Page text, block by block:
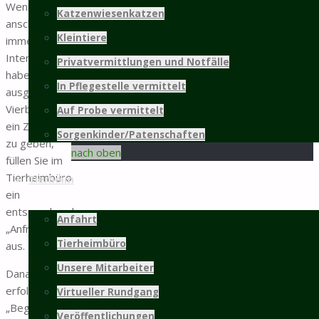
Katzenwiesenkatzen
Kleintiere
Privatvermittlungen und Notfälle
In Pflegestelle vermittelt
Auf Probe vermittelt
Sorgenkinder/Patenschaften
Tierheim
Anfahrt
Tierheimbüro
Unsere Mitarbeiter
Virtueller Rundgang
Veröffentlichungen
Wenn Sie
anschließend
immer noch
Interesse
haben, dem
ausgewählten
Vierbeiner
ein Zuhause
zu geben,
füllen Sie im
Tierheimbüro
ein
entsprechendes
„Anfrageformular“
aus.
Danach
erfolgt ein
„Begleitetes
weitere Infos...
Mitgliedschaft
©2025 Tierschutz Hildesheim und Umgebung
e.V.
PRÄSENTIERT VONSEPTERA
Zurück
nach oben